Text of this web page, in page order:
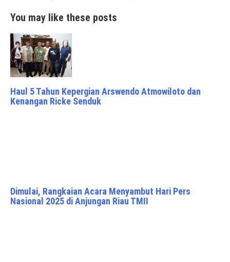
You may like these posts
Haul 5 Tahun Kepergian Arswendo Atmowiloto dan
Kenangan Ricke Senduk
Dimulai, Rangkaian Acara Menyambut Hari Pers
Nasional 2025 di Anjungan Riau TMII